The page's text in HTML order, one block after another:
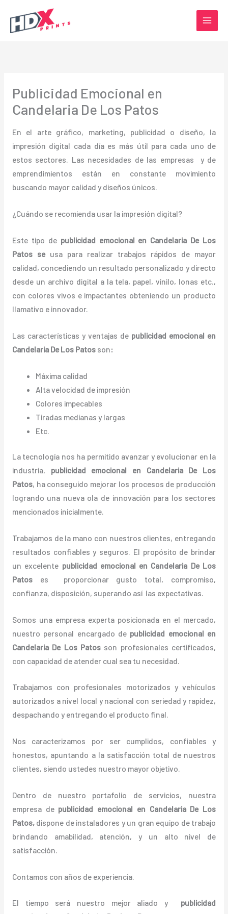
contenido
Publicidad Emocional en
Candelaria De Los Patos
En el arte gráfico, marketing, publicidad o diseño, la
impresión digital cada día es más útil para cada uno de
estos sectores. Las necesidades de las empresas y de
emprendimientos están en constante movimiento
buscando mayor calidad y diseños únicos.
¿Cuándo se recomienda usar la impresión digital?
Este tipo de publicidad emocional en Candelaria De Los
Patos seusa para realizar trabajos rápidos de mayor
calidad, concediendo un resultado personalizado y directo
desde un archivo digital a la tela, papel, vinilo, lonas etc.,
con colores vivos e impactantes obteniendo un producto
llamativo e innovador.
Las características y ventajas de publicidad emocional en
Candelaria De Los Patos son:
Máxima calidad
Alta velocidad de impresión
Colores impecables
Tiradas medianas y largas
Etc.
La tecnología nos ha permitido avanzar y evolucionar en la
industria, publicidad emocional en Candelaria De Los
Patos, ha conseguido mejorar los procesos de producción
logrando una nueva ola de innovación para los sectores
mencionados inicialmente.
Trabajamos de la mano con nuestros clientes, entregando
resultados confiables y seguros. El propósito de brindar
un excelente publicidad emocional en Candelaria De Los
Patos es proporcionar gusto total, compromiso,
confianza, disposición, superando así las expectativas.
Somos una empresa experta posicionada en el mercado,
nuestro personal encargado de publicidad emocional en
Candelaria De Los Patos son profesionales certificados,
con capacidad de atender cual sea tu necesidad.
Trabajamos con profesionales motorizados y vehículos
autorizados a nivel local y nacional con seriedad y rapidez,
despachando y entregando el producto final.
Nos caracterizamos por ser cumplidos, confiables y
honestos, apuntando a la satisfacción total de nuestros
clientes, siendo ustedes nuestro mayor objetivo.
Dentro de nuestro portafolio de servicios, nuestra
empresa de publicidad emocional en Candelaria De Los
Patos,dispone de instaladores y un gran equipo de trabajo
brindando amabilidad, atención, y un alto nivel de
satisfacción.
Contamos con años de experiencia.
El tiempo será nuestro mejor aliado y publicidad